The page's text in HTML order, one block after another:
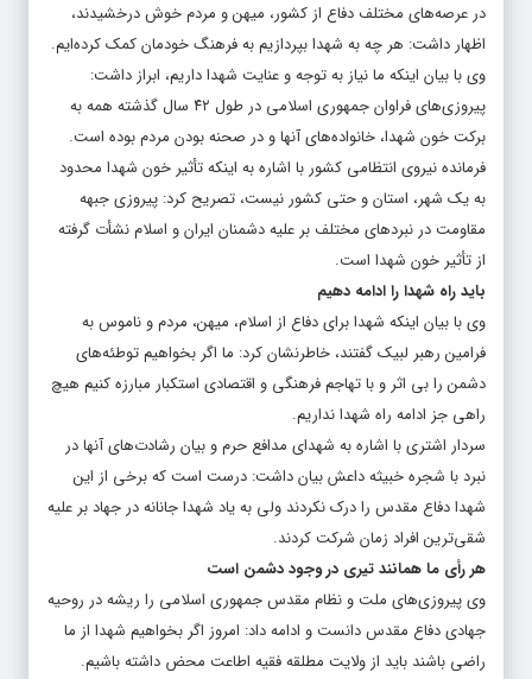
در عرصه‌های مختلف دفاع از کشور، میهن و مردم خوش درخشیدند،
اظهار داشت: هر چه به شهدا بپردازیم به فرهنگ خودمان کمک کرده‌ایم.
وی با بیان اینکه ما نیاز به توجه و عنایت شهدا داریم، ابراز داشت:
پیروزی‌های فراوان جمهوری اسلامی در طول ۴۲ سال گذشته همه به
برکت خون شهدا، خانواده‌های آنها و در صحنه بودن مردم بوده است.
فرمانده نیروی انتظامی کشور با اشاره به اینکه تأثیر خون شهدا محدود
به یک شهر، استان و حتی کشور نیست، تصریح کرد: پیروزی جبهه
مقاومت در نبردهای مختلف بر علیه دشمنان ایران و اسلام نشأت گرفته
از تأثیر خون شهدا است.
باید راه شهدا را ادامه دهیم
وی با بیان اینکه شهدا برای دفاع از اسلام، میهن، مردم و ناموس به
فرامین رهبر لبیک گفتند، خاطرنشان کرد: ما اگر بخواهیم توطئه‌های
دشمن را بی اثر و با تهاجم فرهنگی و اقتصادی استکبار مبارزه کنیم هیچ
راهی جز ادامه راه شهدا نداریم.
سردار اشتری با اشاره به شهدای مدافع حرم و بیان رشادت‌های آنها در
نبرد با شجره خبیثه داعش بیان داشت: درست است که برخی از این
شهدا دفاع مقدس را درک نکردند ولی به یاد شهدا جانانه در جهاد بر علیه
شقی‌ترین افراد زمان شرکت کردند.
هر رأی ما همانند تیری در وجود دشمن است
وی پیروزی‌های ملت و نظام مقدس جمهوری اسلامی را ریشه در روحیه
جهادی دفاع مقدس دانست و ادامه داد: امروز اگر بخواهیم شهدا از ما
راضی باشند باید از ولایت مطلقه فقیه اطاعت محض داشته باشیم.